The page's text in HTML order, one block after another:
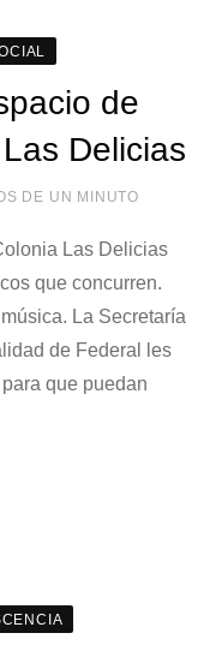
de
Delicias
DE UN MINUTO
Las Delicias
que concurren.
La Secretaría
de Federal les
que puedan